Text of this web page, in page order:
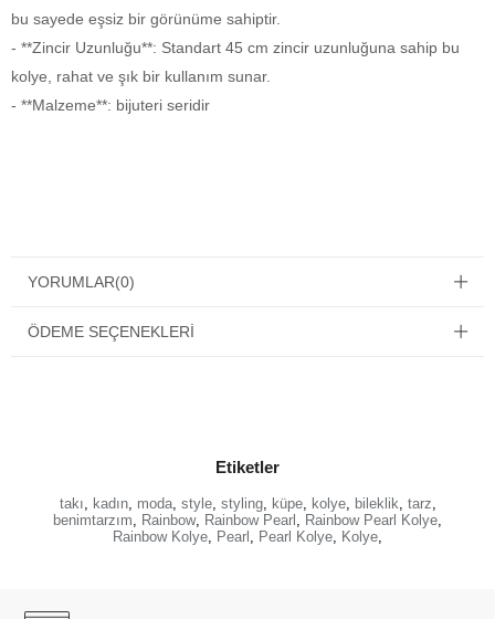
bu sayede eşsiz bir görünüme sahiptir.
- **Zincir Uzunluğu**: Standart 45 cm zincir uzunluğuna sahip bu
kolye, rahat ve şık bir kullanım sunar.
- **Malzeme**: bijuteri seridir
YORUMLAR(0)
ÖDEME SEÇENEKLERI
Etiketler
takı, kadın, moda, style, styling, küpe, kolye, bileklik, tarz,
benimtarzım, Rainbow, Rainbow Pearl , Rainbow Pearl Kolye,
Rainbow Kolye, Pearl , Pearl Kolye, Kolye,